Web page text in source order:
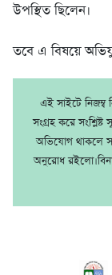
উপস্থিত ছিলেন।
তবে এ বিষয়ে
এই সাইটে নিজম্ব
সংগ্রহ করে
অভিযোগ থাকলে
অনুরোধ